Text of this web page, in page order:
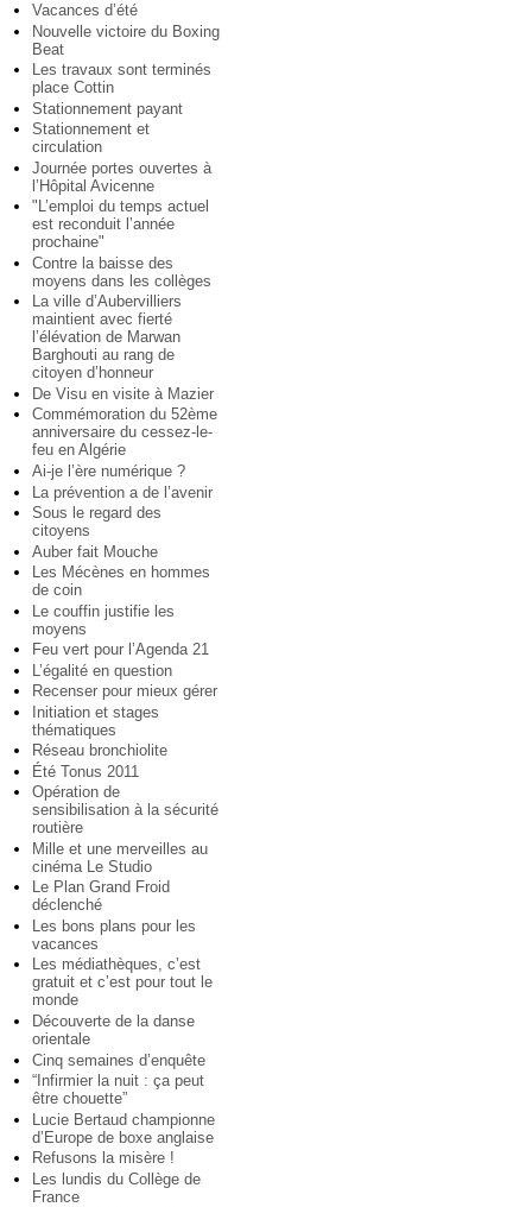
Vacances d’été
Nouvelle victoire du Boxing
Beat
Les travaux sont terminés
place Cottin
Stationnement payant
Stationnement et
circulation
Journée portes ouvertes à
l’Hôpital Avicenne
"L’emploi du temps actuel
est reconduit l’année
prochaine"
Contre la baisse des
moyens dans les collèges
La ville d’Aubervilliers
maintient avec fierté
l’élévation de Marwan
Barghouti au rang de
citoyen d’honneur
De Visu en visite à Mazier
Commémoration du 52ème
anniversaire du cessez-le-
feu en Algérie
Ai-je l’ère numérique ?
La prévention a de l’avenir
Sous le regard des
citoyens
Auber fait Mouche
Les Mécènes en hommes
de coin
Le couffin justifie les
moyens
Feu vert pour l’Agenda 21
L’égalité en question
Recenser pour mieux gérer
Initiation et stages
thématiques
Réseau bronchiolite
Été Tonus 2011
Opération de
sensibilisation à la sécurité
routière
Mille et une merveilles au
cinéma Le Studio
Le Plan Grand Froid
déclenché
Les bons plans pour les
vacances
Les médiathèques, c’est
gratuit et c’est pour tout le
monde
Découverte de la danse
orientale
Cinq semaines d’enquête
“Infirmier la nuit : ça peut
être chouette”
Lucie Bertaud championne
d’Europe de boxe anglaise
Refusons la misère !
Les lundis du Collège de
France